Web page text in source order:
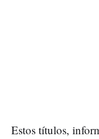
Estos títulos,